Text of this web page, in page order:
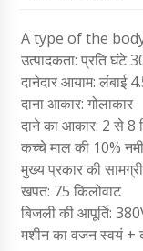
A type of the
उत्पादकता: प्रति घंटे
दानेदार आयाम: लंबाई
दाना आकार: गोलाकार
दाने का आकार: 2 से 8
कच्चे माल की 10%
मुख्य प्रकार की
खपत: 75 किलोवाट
बिजली की आपूर्ति:
मशीन का वजन स्वयं +